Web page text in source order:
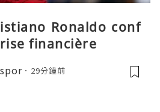
Ronaldo conf
financière
29分鐘前